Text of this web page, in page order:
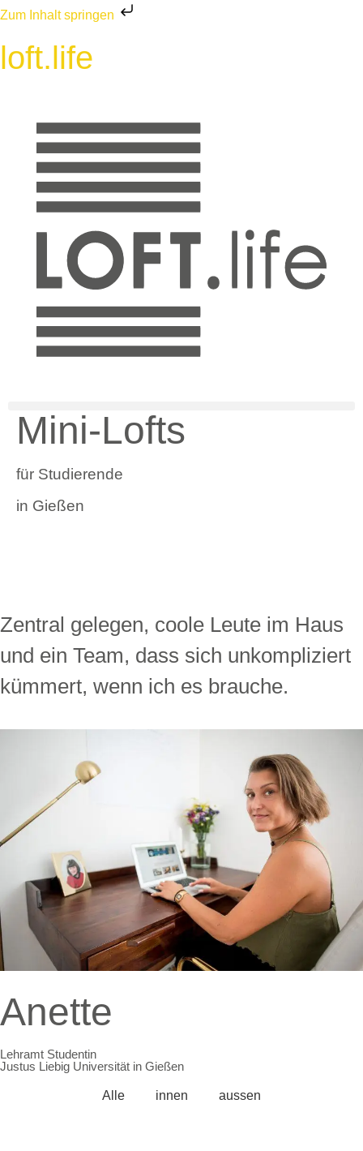
Zum Inhalt springen
loft.life
Mini-Lofts
für Studierende
in Gießen
Zentral gelegen, coole Leute im Haus
und ein Team, dass sich unkompliziert
kümmert, wenn ich es brauche.
Anette
Lehramt Studentin
Justus Liebig Universität in Gießen
Alle innen aussen